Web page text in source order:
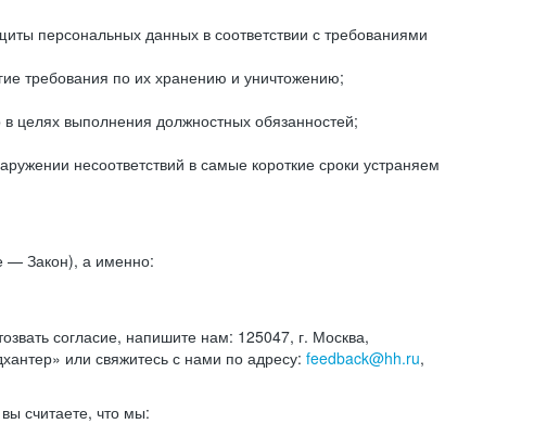
персональных данных в соответствии с требованиями
требования по их хранению и уничтожению;
целях выполнения должностных обязанностей;
несоответствий в самые короткие сроки устраняем
— Закон), а именно:
согласие, напишите нам: 125047, г. Москва,
или свяжитесь с нами по адресу: feedback@hh.ru,
считаете, что мы: